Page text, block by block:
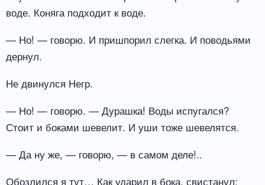
воде. Коняга подходит к воде.
— Но! — говорю. И пришпорил слегка. И поводьями
дернул.
Не двинулся Негр.
— Но! — говорю. — Дурашка! Воды испугался?
Стоит и боками шевелит. И уши тоже шевелятся.
— Да ну же, — говорю, — в самом деле!..
Обозлился я тут… Как ударил в бока, свистанул: